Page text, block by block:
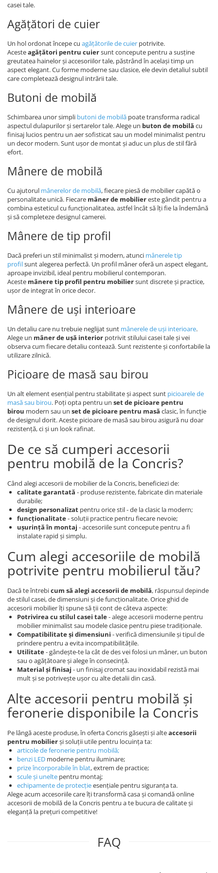
casei tale.
Agățători de cuier
Un hol ordonat începe cu agățătorile de cuier potrivite.
Acesteagățători pentru cuiersunt concepute pentru a susține
greutatea hainelor și accesoriilor tale, păstrând în același timp un
aspect elegant. Cu forme moderne sau clasice, ele devin detaliul subtil
care completează designul intrării tale.
Butoni de mobilă
Schimbarea unor simpli butoni de mobilă poate transforma radical
aspectul dulapurilor și sertarelor tale. Alege un buton de mobilă cu
finisaj lucios pentru un aer sofisticat sau un model minimalist pentru
un decor modern. Sunt ușor de montat și aduc un plus de stil fără
efort.
Mânere de mobilă
Cu ajutorul mânerelor de mobilă, fiecare piesă de mobilier capătă o
personalitate unică. Fiecare mâner de mobiliereste gândit pentru a
combina esteticul cu funcționalitatea, astfel încât să îți fie la îndemână
și să completeze designul camerei.
Mânere de tip profil
Dacă preferi un stil minimalist și modern, atunci mânerele tip
profilsunt alegerea perfectă. Un profil mâner oferă un aspect elegant,
aproape invizibil, ideal pentru mobilierul contemporan.
Aceste mânere tip profil pentru mobiliersunt discrete și practice,
ușor de integrat în orice decor.
Mânere de uși interioare
Un detaliu care nu trebuie neglijat sunt mânerele de uși interioare.
Alege un mâner de ușă interior potrivit stilului casei tale și vei
observa cum fiecare detaliu contează. Sunt rezistente și confortabile la
utilizare zilnică.
Picioare de masă sau birou
Un alt element esențial pentru stabilitate și aspect sunt picioarele de
masă sau birou. Poți opta pentru un set de picioare pentru
birou modern sau un set de picioare pentru masă clasic, în funcție
de designul dorit. Aceste picioare de masă sau birou asigură nu doar
rezistență, ci și un look rafinat.
De ce să cumperi accesorii
pentru mobilă de la Concris?
Când alegi accesorii de mobilier de la Concris, beneficiezi de:
calitate garantată - produse rezistente, fabricate din materiale
durabile;
design personalizat pentru orice stil - de la clasic la modern;
funcționalitate- soluții practice pentru fiecare nevoie;
ușurință în montaj - accesoriile sunt concepute pentru a fi
instalate rapid și simplu.
Cum alegi accesoriile de mobilă
potrivite pentru mobilierul tău?
Dacă te întrebicum să alegi accesorii de mobilă, răspunsul depinde
de stilul casei, de dimensiuni și de funcționalitate. Orice ghid de
accesorii mobilier îți spune să ții cont de câteva aspecte:
Potrivirea cu stilul casei tale- alege accesorii moderne pentru
mobilier minimalist sau modele clasice pentru piese tradiționale.
Compatibilitate și dimensiuni - verifică dimensiunile și tipul de
prindere pentru a evita incompatibilitățile.
Utilitate- gândește-te la cât de des vei folosi un mâner, un buton
sau o agățătoare și alege în consecință.
Material și finisaj - un finisaj cromat sau inoxidabil rezistă mai
mult și se potrivește ușor cu alte detalii din casă.
Alte accesorii pentru mobilă și
feronerie disponibile la Concris
Pe lângă aceste produse, în oferta Concris găsești și alteaccesorii
pentru mobilierși soluții utile pentru locuința ta:
articole de feronerie pentru mobilă;
benzi LED moderne pentru iluminare;
prize încorporabile în blat, extrem de practice;
scule și unelte pentru montaj;
echipamente de protecțieesențiale pentru siguranța ta.
Alege acum accesoriile care îți transformă casa și comandă online
accesorii de mobilă de la Concris pentru a te bucura de calitate și
eleganță la prețuri competitive!
FAQ